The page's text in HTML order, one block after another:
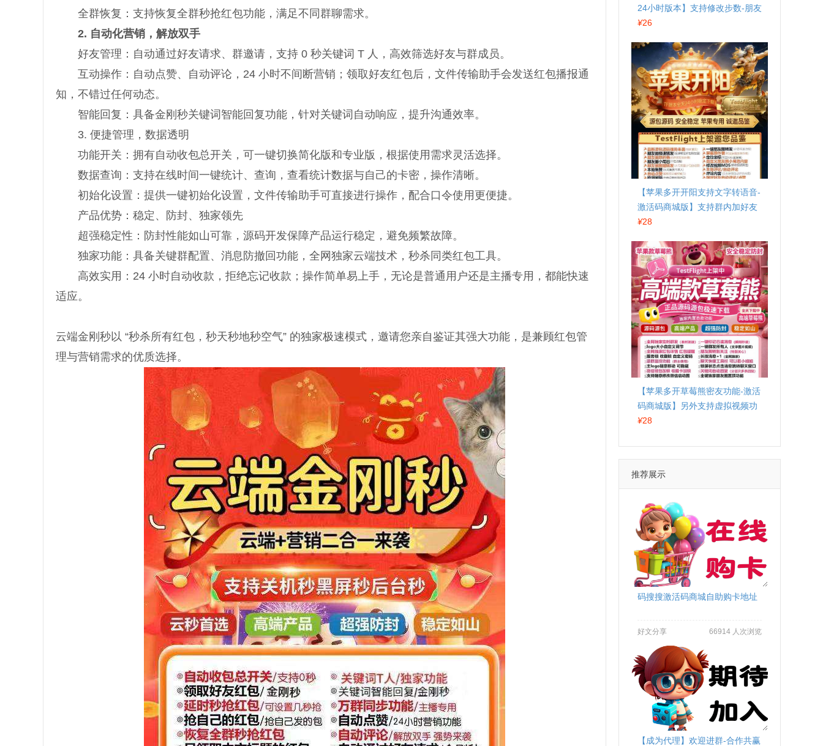
全群恢复：支持恢复全群秒抢红包功能，满足不同群聊需求。
2. 自动化营销，解放双手
好友管理：自动通过好友请求、群邀请，支持 0 秒关键词 T 人，高效筛选好友与群成员。
互动操作：自动点赞、自动评论，24 小时不间断营销；领取好友红包后，文件传输助手会发送红包播报通
知，不错过任何动态。
智能回复：具备金刚秒关键词智能回复功能，针对关键词自动响应，提升沟通效率。
3. 便捷管理，数据透明
功能开关：拥有自动收包总开关，可一键切换简化版和专业版，根据使用需求灵活选择。
数据查询：支持在线时间一键统计、查询，查看统计数据与自己的卡密，操作清晰。
初始化设置：提供一键初始化设置，文件传输助手可直接进行操作，配合口令使用更便捷。
产品优势：稳定、防封、独家领先
超强稳定性：防封性能如山可靠，源码开发保障产品运行稳定，避免频繁故障。
独家功能：具备关键群配置、消息防撤回功能，全网独家云端技术，秒杀同类红包工具。
高效实用：24 小时自动收款，拒绝忘记收款；操作简单易上手，无论是普通用户还是主播专用，都能快速
适应。
云端金刚秒以 “秒杀所有红包，秒天秒地秒空气” 的独家极速模式，邀请您亲自鉴证其强大功能，是兼顾红包管
理与营销需求的优质选择。
24小时版本】支持修改步数-朋友
圈发1小时视频
¥26
【苹果多开开阳支持文字转语音-
激活码商城版】支持群内加好友
¥28
【苹果多开草莓熊密友功能-激活
码商城版】另外支持虚拟视频功
能
¥28
推荐展示
码搜搜激活码商城自助购卡地址
好文分享 66914 人次浏览
【成为代理】欢迎进群-合作共赢